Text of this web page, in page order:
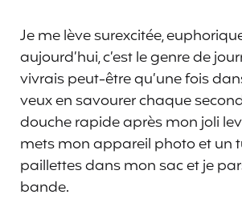
Je me lève surexcitée,
aujourd’hui, c’est le genre de
vivrais peut-être qu’une fois
veux en savourer chaque
douche rapide après mon joli
mets mon appareil photo et un
paillettes dans mon sac et je
bande.